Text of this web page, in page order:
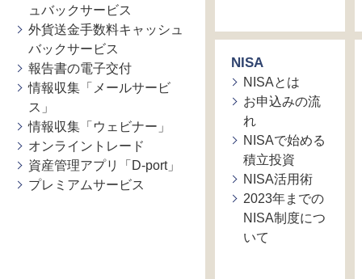
ュバックサービス
外貨送金手数料キャッシュ
バックサービス
報告書の電子交付
情報収集「メールサービ
ス」
情報収集「ウェビナー」
オンライントレード
資産管理アプリ「D-port」
プレミアムサービス
NISA
NISAとは
お申込みの流
れ
NISAで始める
積立投資
NISA活用術
2023年までの
NISA制度につ
いて